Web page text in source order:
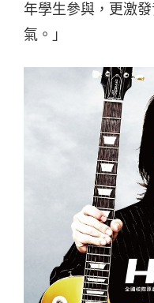
年學生參與，更激
氣。」